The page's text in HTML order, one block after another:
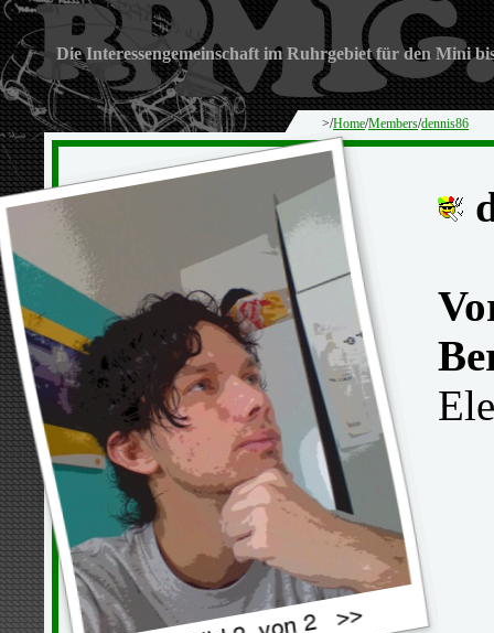
Die Interessengemeinschaft im Ruhrgebiet für den Mini
>/Home/Members/dennis86